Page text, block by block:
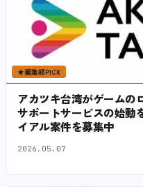
★編集部PICK
アカツキ台湾がゲームの
サポートサービスの始動
イアル案件を募集中
2026.05.07